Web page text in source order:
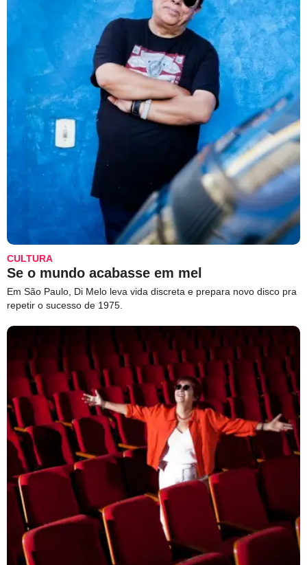
CULTURA
Se o mundo acabasse em mel
Em São Paulo, Di Melo leva vida discreta e prepara novo disco pra
repetir o sucesso de 1975.